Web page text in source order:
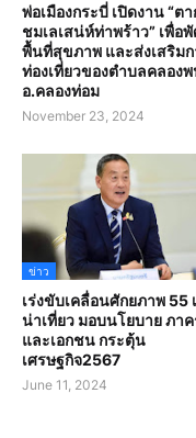
พ่อเมืองกระบี่ เปิดงาน “ต
ชมเลเสน่ห์ท่าพร้าว” เพื่อ
พื้นที่สุขภาพ และส่งเสริมก
ท่องเที่ยวของตำบลคลอง
อ.คลองท่อม
November 23, 2024
ข่าว
เร่งขับเคลื่อนศักยภาพ 55
น่าเที่ยว มอบนโยบาย ภา
และเอกชน กระตุ้น
เศรษฐกิจ2567
June 11, 2024